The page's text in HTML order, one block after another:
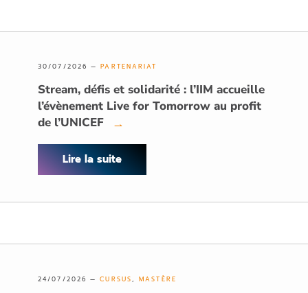
30/07/2026 —PARTENARIAT
Stream, défis et solidarité : l’IIM accueille
l’évènement Live for Tomorrow au profit
de l’UNICEF
→
Lire la suite
24/07/2026 —CURSUS,MASTÈRE